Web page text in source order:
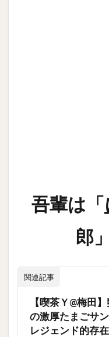
吾輩は「
郎
関連記事
【喫茶Ｙ@梅田
の激厚たまごサ
レジェンド的存